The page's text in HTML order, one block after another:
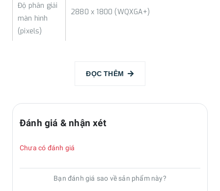
Độ phân giải
màn hình
(pixels)
2880 x 1800 (WQXGA+)
(inch)
Tần số quét
khung hình /
90Hz
ĐỌC THÊM
Đánh giá & nhận xét
Chưa có đánh giá
Bạn đánh giá sao về sản phẩm này?